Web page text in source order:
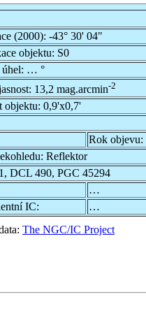
(2000): -43° 30' 04"
objektu: S0
… °
13,2 mag.arcmin-2
objektu: 0,9'x0,7'
Rok objevu:
Reflektor
DCL 490, PGC 45294
…
IC:
…
The NGC/IC Project